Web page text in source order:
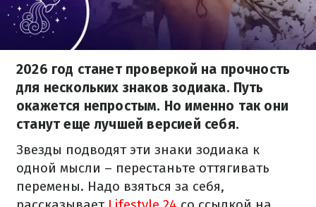
2026 год станет проверкой на прочность
для нескольких знаков зодиака. Путь
окажется непростым. Но именно так они
станут еще лучшей версией себя.
Звезды подводят эти знаки зодиака к
одной мысли – перестаньте оттягивать
перемены. Надо взяться за себя,